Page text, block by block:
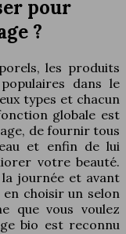
pour
?
les produits
dans le
types et chacun
globale est
de fournir tous
et enfin de lui
votre beauté.
journée et avant
en choisir un selon
que vous voulez
bio est reconnu